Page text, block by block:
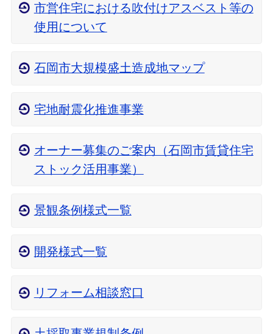
市営住宅における吹付けアスベスト等の
使用について
石岡市大規模盛土造成地マップ
宅地耐震化推進事業
オーナー募集のご案内（石岡市賃貸住宅
ストック活用事業）
景観条例様式一覧
開発様式一覧
リフォーム相談窓口